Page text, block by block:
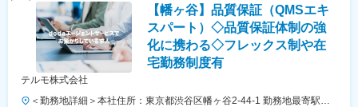
【幡ヶ谷】品質保証（QMSエキ
スパート）◇品質保証体制の強
化に携わる◇フレックス制や在
宅勤務制度有
テルモ株式会社
＜勤務地詳細＞本社住所：東京都渋谷区幡ヶ谷2-44-1 勤務地最寄駅：